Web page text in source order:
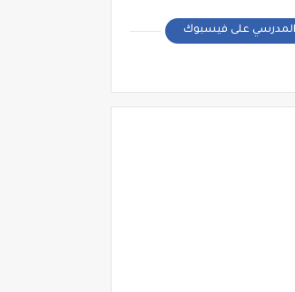
على فيسبوك